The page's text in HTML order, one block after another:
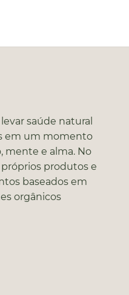
saúde natural
em um momento
mente e alma. No
próprios produtos e
baseados em
orgânicos